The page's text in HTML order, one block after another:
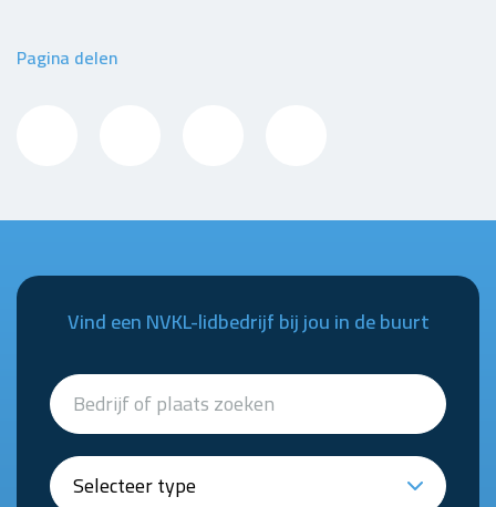
Pagina delen
Vind een NVKL-lidbedrijf bij jou in de buurt